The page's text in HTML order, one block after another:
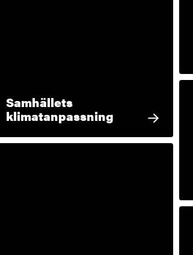
Samhällets
klimatanpassning